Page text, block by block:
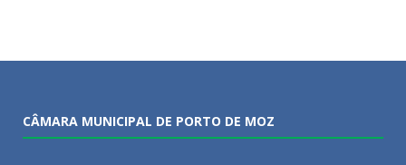
CÂMARA MUNICIPAL DE PORTO DE MOZ